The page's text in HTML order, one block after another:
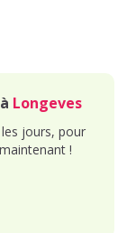
Longeves
jours, pour
!